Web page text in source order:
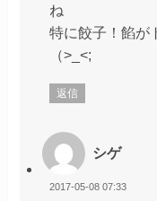
ね
特に餃子！餡が
（>_<;
返信
シゲ
2017-05-08 07:33